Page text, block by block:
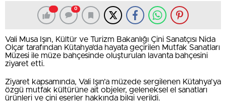
0
Vali Musa Işın, Kültür ve Turizm Bakanlığı Çini Sanatçısı Nida
Olçar tarafından Kütahya’da hayata geçirilen Mutfak Sanatları
Müzesi ile müze bahçesinde oluşturulan lavanta bahçesini
ziyaret etti.
Ziyaret kapsamında, Vali Işın’a müzede sergilenen Kütahya’ya
özgü mutfak kültürüne ait objeler, geleneksel el sanatları
ürünleri ve çini eserler hakkında bilgi verildi.